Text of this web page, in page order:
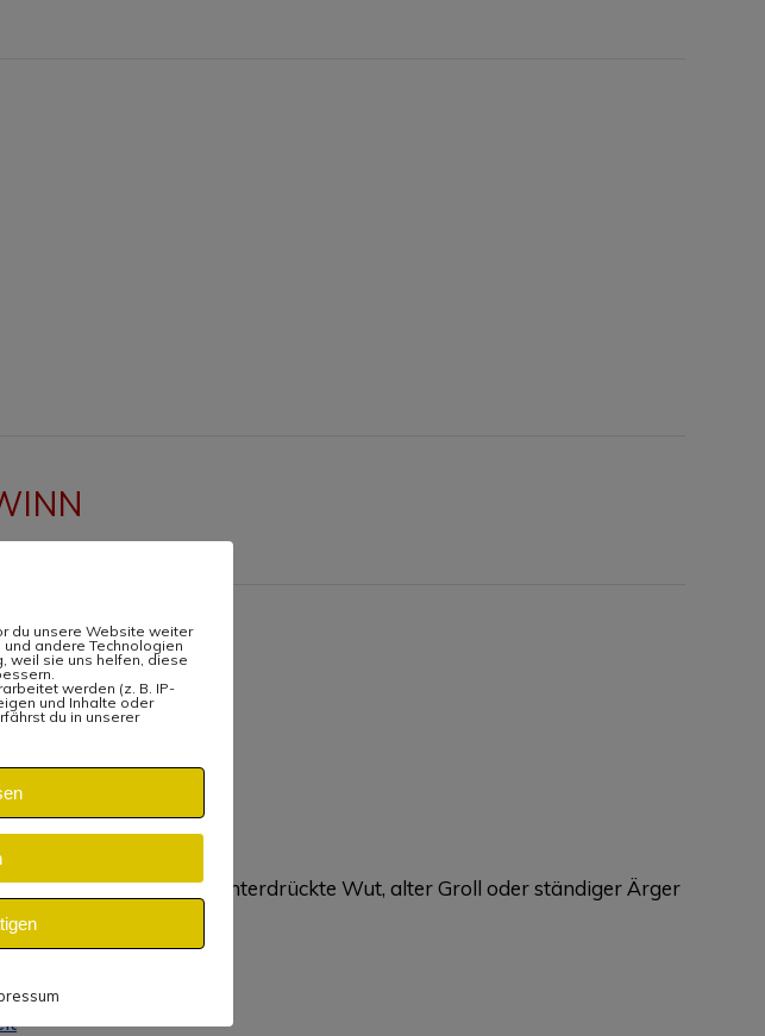
alle, die spüren, dass unterdrückte Wut, alter Groll oder ständiger Ärger
du hier:
du unsere Website weiter
andere Technologien
weil sie uns helfen, diese
werden (z. B. IP-
und Inhalte oder
du in unserer